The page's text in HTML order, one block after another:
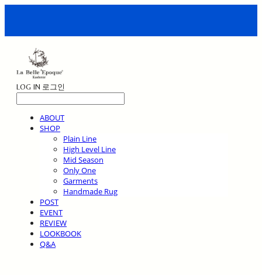
LOG IN 로그인
ABOUT
SHOP
Plain Line
High Level Line
Mid Season
Only One
Garments
Handmade Rug
POST
EVENT
REVIEW
LOOKBOOK
Q&A